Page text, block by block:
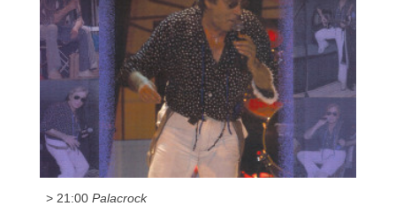
> 21:00 Palacrock